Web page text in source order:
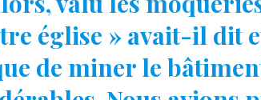
église » avait-il dit
de miner le